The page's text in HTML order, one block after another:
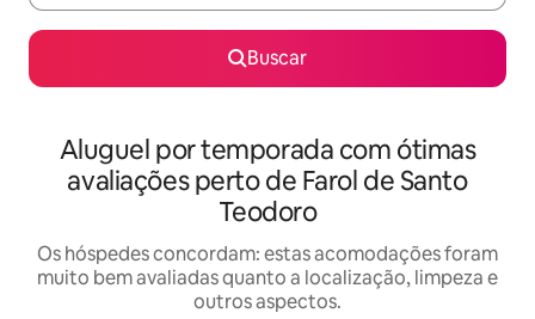
Buscar
Aluguel por temporada com ótimas
avaliações perto de Farol de Santo
Teodoro
Os hóspedes concordam: estas acomodações foram
muito bem avaliadas quanto a localização, limpeza e
outros aspectos.